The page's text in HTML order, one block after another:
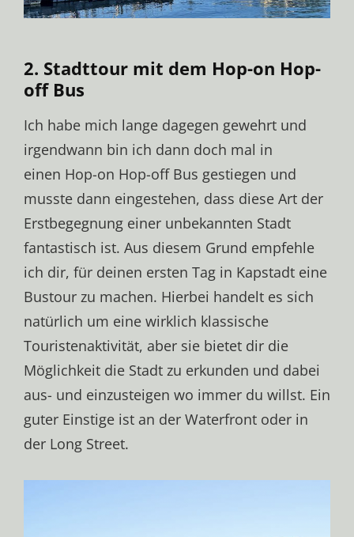
2. Stadttour mit dem Hop-on Hop-
off Bus
Ich habe mich lange dagegen gewehrt und
irgendwann bin ich dann doch mal in
einen Hop-on Hop-off Bus gestiegen und
musste dann eingestehen, dass diese Art der
Erstbegegnung einer unbekannten Stadt
fantastisch ist. Aus diesem Grund empfehle
ich dir, für deinen ersten Tag in Kapstadt eine
Bustour zu machen. Hierbei handelt es sich
natürlich um eine wirklich klassische
Touristenaktivität, aber sie bietet dir die
Möglichkeit die Stadt zu erkunden und dabei
aus- und einzusteigen wo immer du willst. Ein
guter Einstige ist an der Waterfront oder in
der Long Street.